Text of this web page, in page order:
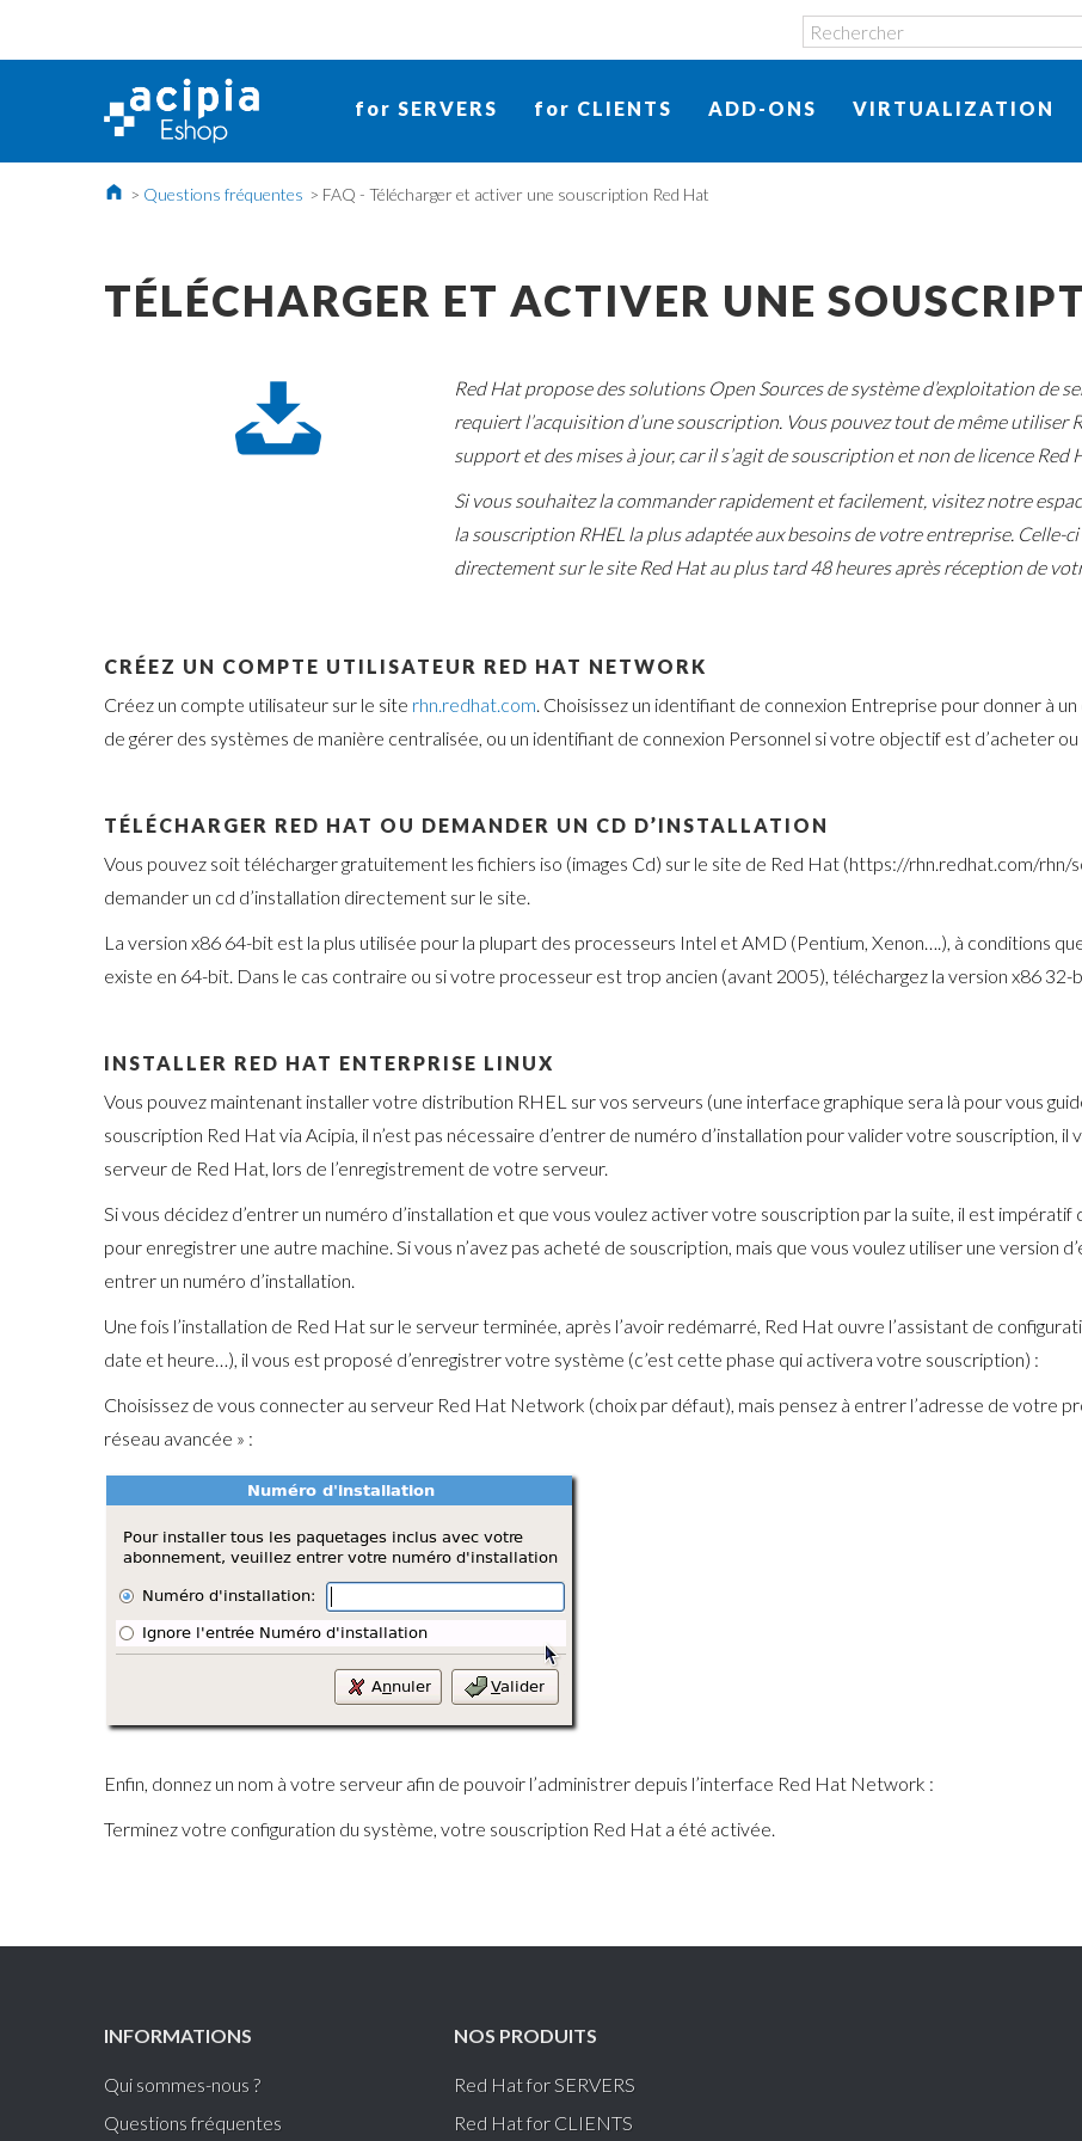
for SERVERS for CLIENTS ADD-ONS VIRTUALIZATION
> Questions fréquentes > FAQ - Télécharger et activer une souscription Red Hat
TÉLÉCHARGER ET ACTIVER UNE
k
Red Hat propose des solutions Open Sources de système d’exploitation de
requiert l’acquisition d’une souscription. Vous pouvez tout de même utiliser
support et des mises à jour, car il s’agit de souscription et non de licence Red
Si vous souhaitez la commander rapidement et facilement, visitez notre
la souscription RHEL la plus adaptée aux besoins de votre entreprise. Celle-
directement sur le site Red Hat au plus tard 48 heures après réception de
CRÉEZ UN COMPTE UTILISATEUR RED HAT NETWORK
Créez un compte utilisateur sur le site rhn.redhat.com. Choisissez un identifiant de connexion Entreprise pour donner à
de gérer des systèmes de manière centralisée, ou un identifiant de connexion Personnel si votre objectif est d’acheter
TÉLÉCHARGER RED HAT OU DEMANDER UN CD D’INSTALLATION
Vous pouvez soit télécharger gratuitement les fichiers iso (images Cd) sur le site de Red Hat (https://rhn.redhat.com/
demander un cd d’installation directement sur le site.
La version x86 64-bit est la plus utilisée pour la plupart des processeurs Intel et AMD (Pentium, Xenon….), à conditions
existe en 64-bit. Dans le cas contraire ou si votre processeur est trop ancien (avant 2005), téléchargez la version x86 32-
INSTALLER RED HAT ENTERPRISE LINUX
Vous pouvez maintenant installer votre distribution RHEL sur vos serveurs (une interface graphique sera là pour vous
souscription Red Hat via Acipia, il n’est pas nécessaire d’entrer de numéro d’installation pour valider votre souscription,
serveur de Red Hat, lors de l’enregistrement de votre serveur.
Si vous décidez d’entrer un numéro d’installation et que vous voulez activer votre souscription par la suite, il est
pour enregistrer une autre machine. Si vous n’avez pas acheté de souscription, mais que vous voulez utiliser une version
entrer un numéro d’installation.
Une fois l’installation de Red Hat sur le serveur terminée, après l’avoir redémarré, Red Hat ouvre l’assistant de
date et heure…), il vous est proposé d’enregistrer votre système (c’est cette phase qui activera votre souscription) :
Choisissez de vous connecter au serveur Red Hat Network (choix par défaut), mais pensez à entrer l’adresse de votre
réseau avancée » :
Enfin, donnez un nom à votre serveur afin de pouvoir l’administrer depuis l’interface Red Hat Network :
Terminez votre configuration du système, votre souscription Red Hat a été activée.
INFORMATIONS
Qui sommes-nous ?
Questions fréquentes
NOS PRODUITS
Red Hat for SERVERS
Red Hat for CLIENTS